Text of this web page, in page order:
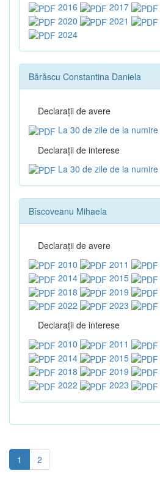
2016
2017
2020
2021
2024
Bărăscu Constantina Daniela
Declaraţii de avere
La 30 de zile de la numire
Declaraţii de interese
La 30 de zile de la numire
Bîscoveanu Mihaela
Declaraţii de avere
2010
2011
2014
2015
2018
2019
2022
2023
Declaraţii de interese
2010
2011
2014
2015
2018
2019
2022
2023
1 2